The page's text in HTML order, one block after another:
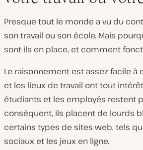
Presque tout le monde a vu du
son travail ou son école. Mais
sont-ils en place, et comment
Le raisonnement est assez facile à
et les lieux de travail ont tout
étudiants et les employés restent
conséquent, ils placent de lourds
certains types de sites web, tels
sociaux et les jeux en ligne.